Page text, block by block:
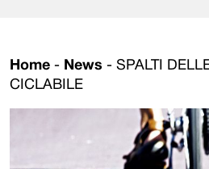
Home - News - SPALTI
CICLABILE